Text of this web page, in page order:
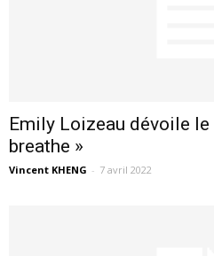
Emily Loizeau dévoile le
breathe »
Vincent KHENG - 7 avril 2022